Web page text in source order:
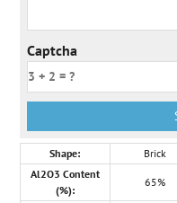
Captcha
Shape: Brick
Al2O3 Content
(%):
65%